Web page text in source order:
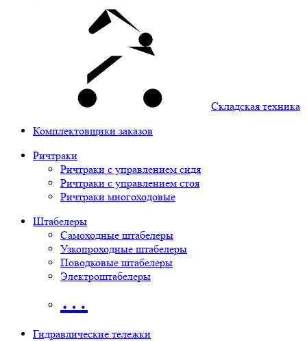
Складская техника
Комплектовщики заказов
Ричтраки
Ричтраки с управлением сидя
Ричтраки с управлением стоя
Ричтраки многоходовые
Штабелеры
Самоходные штабелеры
Узкопроходные штабелеры
Поводковые штабелеры
Электроштабелеры
…
Гидравлические тележки